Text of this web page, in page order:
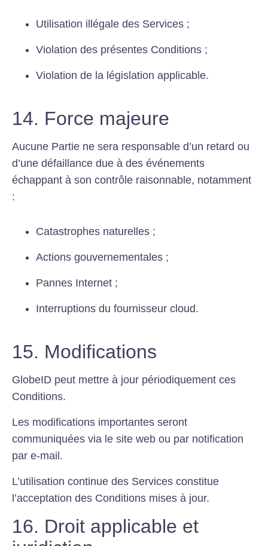
Utilisation illégale des Services ;
Violation des présentes Conditions ;
Violation de la législation applicable.
14. Force majeure
Aucune Partie ne sera responsable d’un retard ou
d’une défaillance due à des événements
échappant à son contrôle raisonnable, notamment
:
Catastrophes naturelles ;
Actions gouvernementales ;
Pannes Internet ;
Interruptions du fournisseur cloud.
15. Modifications
GlobeID peut mettre à jour périodiquement ces
Conditions.
Les modifications importantes seront
communiquées via le site web ou par notification
par e-mail.
L’utilisation continue des Services constitue
l’acceptation des Conditions mises à jour.
16. Droit applicable et